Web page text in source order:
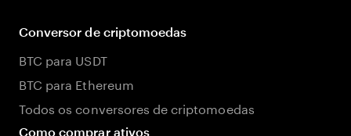
Conversor de criptomoedas
BTC para USDT
BTC para Ethereum
Todos os conversores de criptomoedas
Como comprar ativos